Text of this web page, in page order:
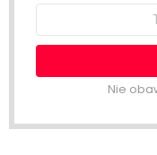
Email
Nie